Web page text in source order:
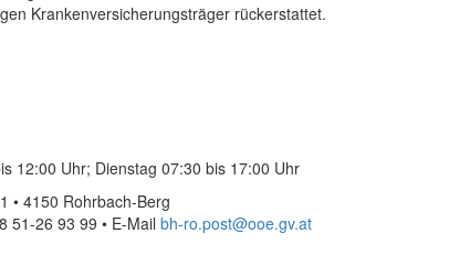
Krankenversicherungsträger rückerstattet.
12:00 Uhr; Dienstag 07:30 bis 17:00 Uhr
• 4150 Rohrbach-Berg
51-26 93 99 • E-Mail bh-ro.post@ooe.gv.at